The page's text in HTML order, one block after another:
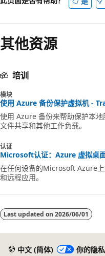
其他资源
培训
模块
使用 Azure 备份保护虚拟机 -
使用 Azure 备份来帮助保护本
文件共享和其他工作负载。
认证
Microsoft认证：Azure 虚拟桌
在任何设备的Microsoft Azure
和远程应用。
Last updated on 2026/06/01
中文 (简体) 你的隐